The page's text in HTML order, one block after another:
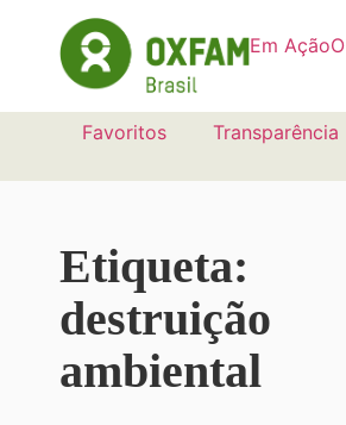
Em Ação
Favoritos Transparência
Etiqueta:
destruição
ambiental